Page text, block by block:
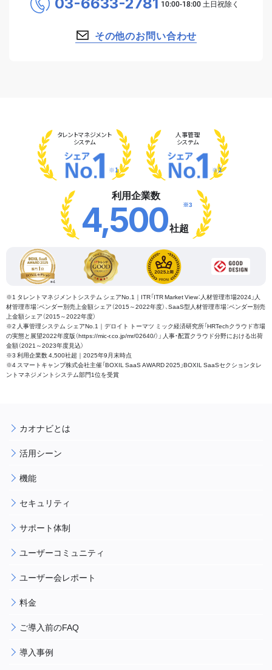
その他のお問い合わせ
タレントマネジメント
システム
※1
人事管理
システム
※2
利用企業数
4,500社超
※3
※1 タレントマネジメントシステム シェアNo.1｜ITR「ITR Market View：人材管理市場2024」人
材管理市場：ベンダー別売上金額シェア（2015～2022年度）、SaaS型人材管理市場：ベンダー別売
上金額シェア（2015～2022年度）
※2 人事管理システム シェアNo.1｜デロイト トーマツ ミック経済研究所「HRTechクラウド市場
の実態と展望2022年度版（https://mic-r.co.jp/mr/02640/）」 人事・配置クラウド分野における出荷
金額（2021～2023年度見込）
※3 利用企業数 4,500社超｜2025年9月末時点
※4 スマートキャンプ株式会社主催「BOXIL SaaS AWARD 2025」BOXIL SaaSセクションタレ
ントマネジメントシステム部門1位を受賞
カオナビとは
活用シーン
機能
セキュリティ
サポート体制
ユーザーコミュニティ
ユーザー会レポート
料金
ご導入前のFAQ
導入事例